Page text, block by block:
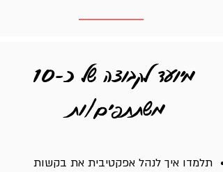
מיועד לקבוצה של כ-10
משתתפים/ות
תלמדו איך לנהל אפקטיבית את בקשות